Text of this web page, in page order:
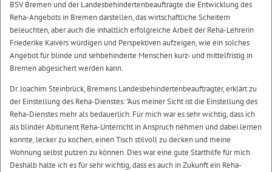
BSV Bremen und der Landesbehindertenbeauftragte die Entwicklung des
Reha-Angebots in Bremen darstellen, das wirtschaftliche Scheitern
beleuchten, aber auch die inhaltlich erfolgreiche Arbeit der Reha-Lehrerin
Friederike Kaivers würdigen und Perspektiven aufzeigen, wie ein solches
Angebot für blinde und sehbehinderte Menschen kurz- und mittelfristig in
Bremen abgesichert werden kann.
Dr. Joachim Steinbrück, Bremens Landesbehindertenbeauftragter, erklärt zu
der Einstellung des Reha-Dienstes: "Aus meiner Sicht ist die Einstellung des
Reha-Dienstes mehr als bedauerlich. Für mich war es sehr wichtig, dass ich
als blinder Abiturient Reha-Unterricht in Anspruch nehmen und dabei lernen
konnte, lecker zu kochen, einen Tisch stilvoll zu decken und meine
Wohnung selbst putzen zu können. Dies war eine gute Starthilfe für mich.
Deshalb halte ich es für sehr wichtig, dass es auch in Zukunft ein Reha-